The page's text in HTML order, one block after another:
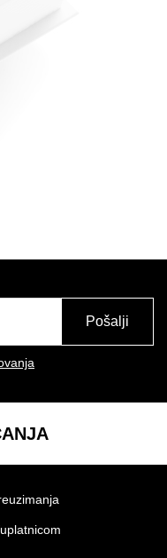
Pošalji